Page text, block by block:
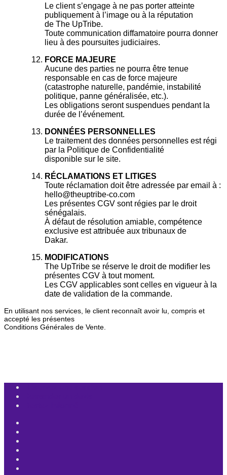
Le client s’engage à ne pas porter atteinte
publiquement à l’image ou à la réputation
de The UpTribe.
Toute communication diffamatoire pourra donner
lieu à des poursuites judiciaires.
FORCE MAJEURE
Aucune des parties ne pourra être tenue
responsable en cas de force majeure
(catastrophe naturelle, pandémie, instabilité
politique, panne généralisée, etc.).
Les obligations seront suspendues pendant la
durée de l’événement.
DONNÉES PERSONNELLES
Le traitement des données personnelles est régi
par la Politique de Confidentialité
disponible sur le site.
RÉCLAMATIONS ET LITIGES
Toute réclamation doit être adressée par email à :
hello@theuptribe-co.com
Les présentes CGV sont régies par le droit
sénégalais.
À défaut de résolution amiable, compétence
exclusive est attribuée aux tribunaux de
Dakar.
MODIFICATIONS
The UpTribe se réserve le droit de modifier les
présentes CGV à tout moment.
Les CGV applicables sont celles en vigueur à la
date de validation de la commande.
En utilisant nos services, le client reconnaît avoir lu, compris et
accepté les présentes
Conditions Générales de Vente.